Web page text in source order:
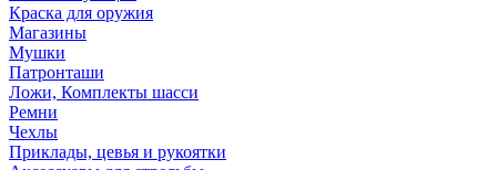
Краска для оружия
Магазины
Мушки
Патронташи
Ложи, Комплекты шасси
Ремни
Чехлы
Приклады, цевья и рукоятки